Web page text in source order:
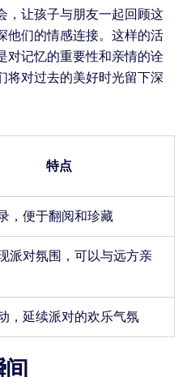
，让孩子与朋友一起回顾这
他们的情感连接。这样的活
对记忆的重要性和亲情的诠
将对过去的美好时光留下深
特点
，便于翻阅和珍藏
派对氛围，可以与远方亲
，延续派对的欢乐气氛